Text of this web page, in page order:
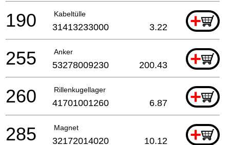
Kabeltülle +
190 31413233000 3.22
Anker +
255 53278009230 200.43
Rillenkugellager +
260 41701001260 6.87
Magnet +
285 32172014020 10.12